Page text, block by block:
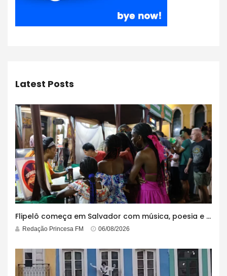
Latest Posts
Flipelô começa em Salvador com música, poesia e grande participação
Redação Princesa FM 06/08/2026